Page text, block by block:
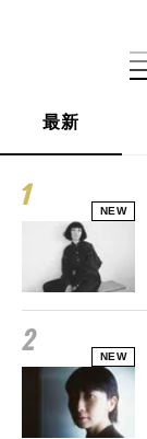
最新
NEW
NEW